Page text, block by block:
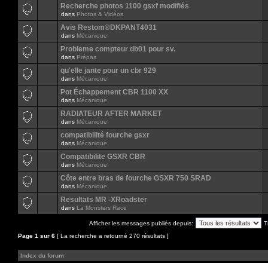
Recherche photos 1100 gsxf modifiés
dans Photos & Vidéos
Avis Restom®DKPANT4031
dans Mécanique
Probleme compteur db01 pour sv.
dans Prépas
qu'elle jante pour un cbr 929
dans Mécanique
Pot Échappement CBR 1100 XX
dans Mécanique
RADIATEUR AFTER MARKET
dans Mécanique
compatibilité fourche gsxr
dans Mécanique
Compatibilite GSXR CBR
dans Mécanique
Côte entre bras de fourche GSXR 750 SRAD
dans Mécanique
Resultats MR -XRoadster
dans La Monsters Race
Afficher les messages publiés depuis:
Page 1 sur 6 [ La recherche a retourné 270 résultats ]
Index du forum